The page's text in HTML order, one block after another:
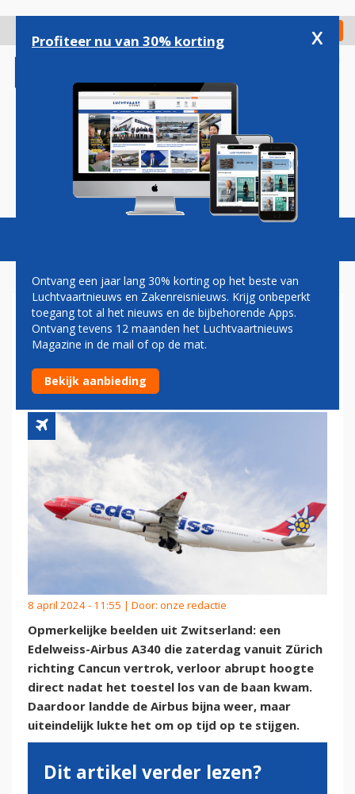
gaan
Check in
Magazine Podcasts Vacatures
IN BEELD: EDELWEISS-A340
VERLIEST ABRUPT HOOGTE
NA DE START
8 april 2024 - 11:55 | Door: onze redactie
Opmerkelijke beelden uit Zwitserland: een
Edelweiss-Airbus A340 die zaterdag vanuit Zürich
richting Cancun vertrok, verloor abrupt hoogte
direct nadat het toestel los van de baan kwam.
Daardoor landde de Airbus bijna weer, maar
uiteindelijk lukte het om op tijd op te stijgen.
Dit artikel verder lezen?
Profiteer nu van 30% korting x
Ontvang een jaar lang 30% korting op het beste van
Luchtvaartnieuws en Zakenreisnieuws. Krijg onbeperkt
toegang tot al het nieuws en de bijbehorende Apps.
Ontvang tevens 12 maanden het Luchtvaartnieuws
Magazine in de mail of op de mat.
Bekijk aanbieding